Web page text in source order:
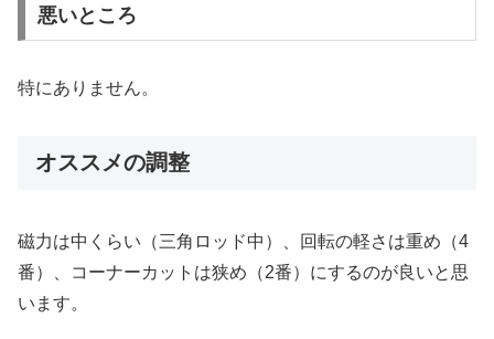
悪いところ
特にありません。
オススメの調整
磁力は中くらい（三角ロッド中）、回転の軽さは重め（4
番）、コーナーカットは狭め（2番）にするのが良いと思
います。